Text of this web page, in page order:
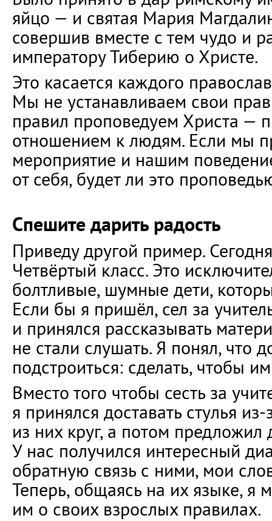
яйцо — и святая Мария
совершив вместе с тем чудо и
императору Тиберию о Христе.
Это касается каждого
Мы не устанавливаем свои
правил проповедуем Христа —
отношением к людям. Если мы
мероприятие и нашим
от себя, будет ли это
Спешите дарить радость
Приведу другой пример.
Четвёртый класс. Это
болтливые, шумные дети,
Если бы я пришёл, сел за
и принялся рассказывать
не стали слушать. Я понял, что
подстроиться: сделать, чтобы
Вместо того чтобы сесть за
я принялся доставать стулья
из них круг, а потом предложил
У нас получился интересный
обратную связь с ними, мои
Теперь, общаясь на их языке, я
им о своих взрослых правилах.